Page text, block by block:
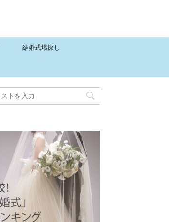
結婚式場探し